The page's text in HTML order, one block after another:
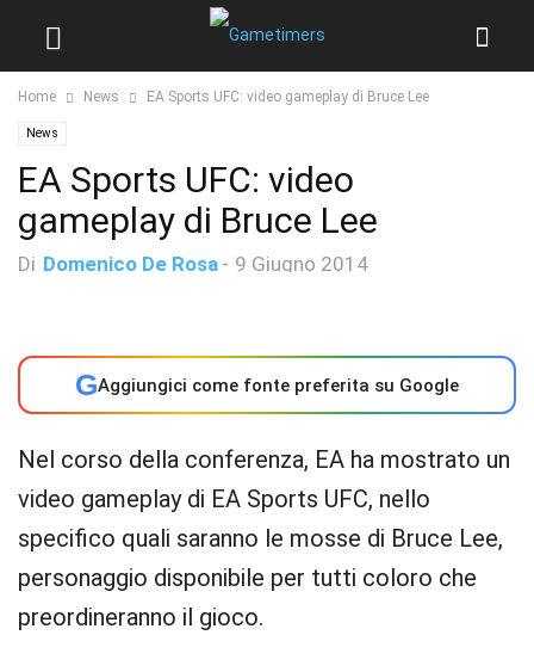
Home News EA Sports UFC: video gameplay di Bruce Lee
News
EA Sports UFC: video
gameplay di Bruce Lee
Di Domenico De Rosa - 9 Giugno 2014
GAggiungici come fonte preferita su Google
Nel corso della conferenza, EA ha mostrato un
video gameplay di EA Sports UFC, nello
specifico quali saranno le mosse di Bruce Lee,
personaggio disponibile per tutti coloro che
preordineranno il gioco.